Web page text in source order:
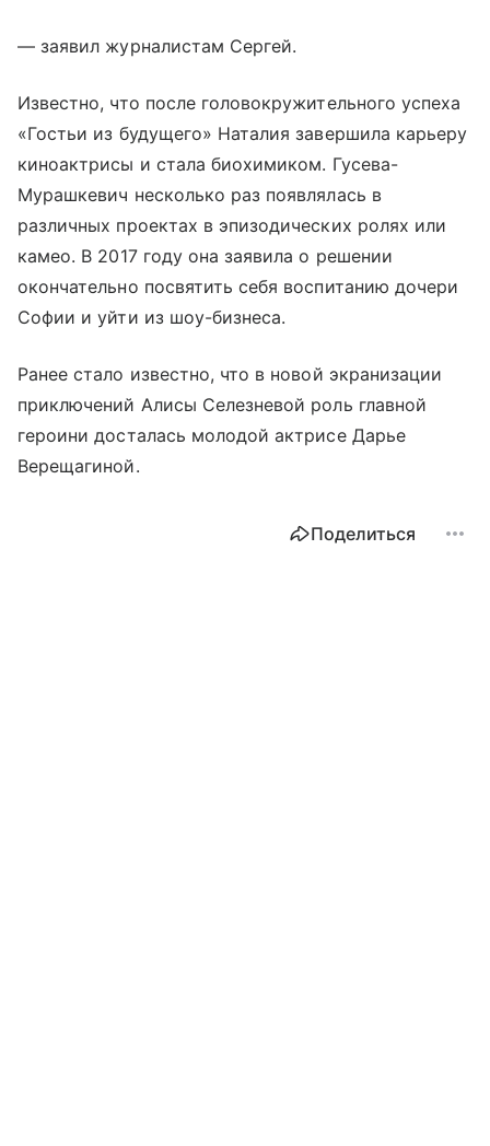
— заявил журналистам Сергей.
Известно, что после головокружительного успеха
«Гостьи из будущего» Наталия завершила карьеру
киноактрисы и стала биохимиком. Гусева-
Мурашкевич несколько раз появлялась в
различных проектах в эпизодических ролях или
камео. В 2017 году она заявила о решении
окончательно посвятить себя воспитанию дочери
Софии и уйти из шоу-бизнеса.
Ранее стало известно, что в новой экранизации
приключений Алисы Селезневой роль главной
героини досталась молодой актрисе Дарье
Верещагиной.
Поделиться